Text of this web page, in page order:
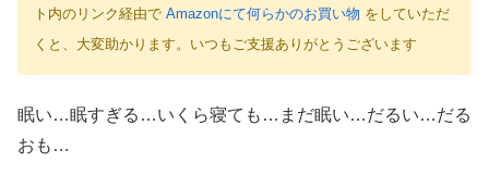
ト内のリンク経由で Amazonにて何らかのお買い物 をしていただ
くと、大変助かります。いつもご支援ありがとうございます
眠い…眠すぎる…いくら寝ても…まだ眠い…だるい…だる
おも…